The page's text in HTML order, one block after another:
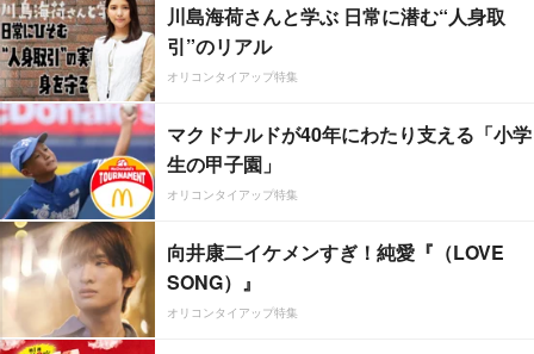
川島海荷さんと学ぶ 日常に潜む“人身取
引”のリアル
オリコンタイアップ特集
マクドナルドが40年にわたり支える「小学
生の甲子園」
オリコンタイアップ特集
向井康二イケメンすぎ！純愛『（LOVE
SONG）』
オリコンタイアップ特集